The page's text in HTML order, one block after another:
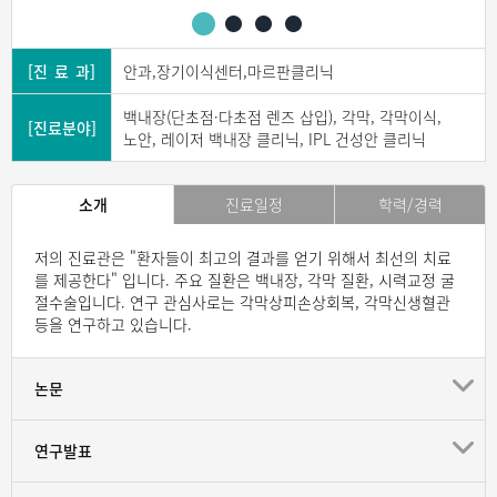
[진 료 과] 안과,장기이식센터,마르판클리닉
[진료분야]
백내장(단초점·다초점 렌즈 삽입), 각막, 각막이식,
노안, 레이저 백내장 클리닉, IPL 건성안 클리닉
소개 진료일정 학력/경력
저의 진료관은 "환자들이 최고의 결과를 얻기 위해서 최선의 치료
를 제공한다" 입니다. 주요 질환은 백내장, 각막 질환, 시력교정 굴
절수술입니다. 연구 관심사로는 각막상피손상회복, 각막신생혈관
등을 연구하고 있습니다.
논문
연구발표